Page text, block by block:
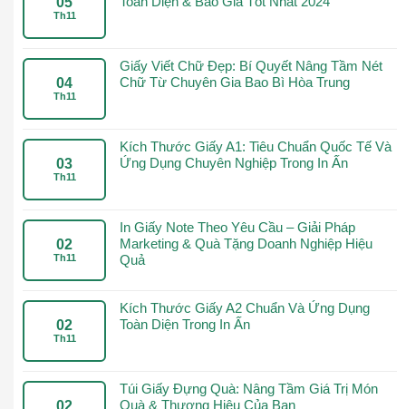
Th11
04
Th11
Giấy Viết Chữ Đẹp: Bí Quyết Nâng Tầm Nét
Chữ Từ Chuyên Gia Bao Bì Hòa Trung
03
Th11
Kích Thước Giấy A1: Tiêu Chuẩn Quốc Tế Và
Ứng Dụng Chuyên Nghiệp Trong In Ấn
02
Th11
In Giấy Note Theo Yêu Cầu – Giải Pháp
Marketing & Quà Tặng Doanh Nghiệp Hiệu
Quả
02
Th11
Kích Thước Giấy A2 Chuẩn Và Ứng Dụng
Toàn Diện Trong In Ấn
02
Túi Giấy Đựng Quà: Nâng Tầm Giá Trị Món
Quà & Thương Hiệu Của Bạn